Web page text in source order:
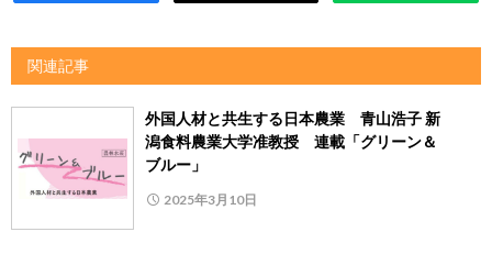
関連記事
外国人材と共生する日本農業 青山浩子 新
潟食料農業大学准教授 連載「グリーン＆
ブルー」
2025年3月10日